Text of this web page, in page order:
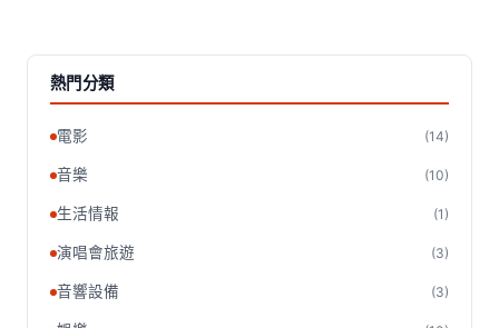
熱門分類
電影 (14)
音樂 (10)
生活情報 (1)
演唱會旅遊 (3)
音響設備 (3)